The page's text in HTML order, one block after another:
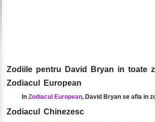
Zodiile pentru David Bryan in toate
Zodiacul European
In Zodiacul European, David Bryan se afla in
Zodiacul Chinezesc